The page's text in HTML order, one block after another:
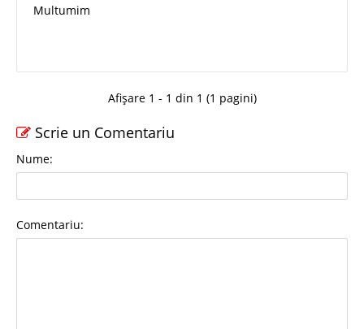
Multumim
Afișare 1 - 1 din 1 (1 pagini)
Scrie un Comentariu
Nume:
Comentariu: